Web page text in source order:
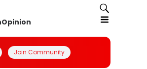
Opinion
Join Community